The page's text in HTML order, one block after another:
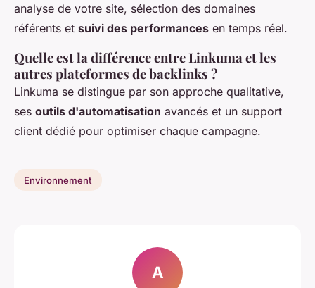
analyse de votre site, sélection des domaines
référents et suivi des performances en temps réel.
Quelle est la différence entre Linkuma et les
autres plateformes de backlinks ?
Linkuma se distingue par son approche qualitative,
ses outils d'automatisation avancés et un support
client dédié pour optimiser chaque campagne.
Environnement
A